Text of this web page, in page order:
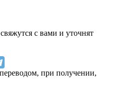
с вами и уточнят
при получении,